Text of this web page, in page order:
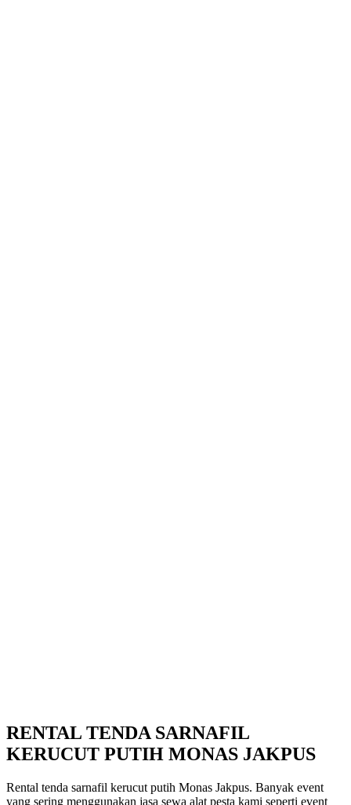
RENTAL TENDA SARNAFIL
KERUCUT PUTIH MONAS JAKPUS
Rental tenda sarnafil kerucut putih Monas Jakpus. Banyak event
yang sering menggunakan jasa sewa alat pesta kami seperti event